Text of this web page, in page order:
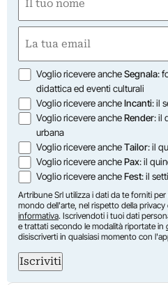
(Obbligatorio)
Nome
(Obbligatorio)
Opzioni
Voglio ricevere ancheSegnala:
didattica ed eventi culturali
Voglio ricevere ancheIncanti: il
Voglio ricevere ancheRender: il
urbana
Voglio ricevere ancheTailor: il
Voglio ricevere anchePax: il
Voglio ricevere ancheFest: il
Artribune Srl utilizza i dati da te forniti
mondo dell'arte, nel rispetto della privacy
informativa. Iscrivendoti i tuoi dati
e trattati secondo le modalità riportate in
disiscriverti in qualsiasi momento con
Iscriviti